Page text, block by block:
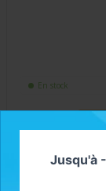
En stock
Jusqu'à